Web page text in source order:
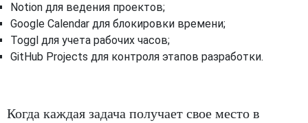
Notion для ведения проектов;
Google Calendar для блокировки времени;
Toggl для учета рабочих часов;
GitHub Projects для контроля этапов разработки.
Когда каждая задача получает свое место в